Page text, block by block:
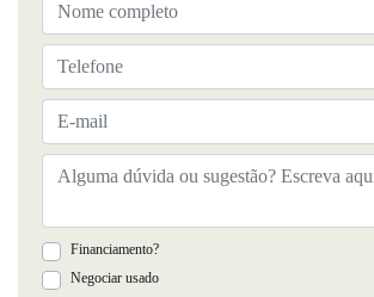
Financiamento?
Negociar usado